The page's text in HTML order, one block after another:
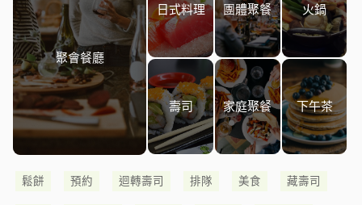
聚會餐廳
日式料理 團體聚餐 火鍋
壽司 家庭聚餐 下午茶
鬆餅 預約 迴轉壽司 排隊 美食 藏壽司